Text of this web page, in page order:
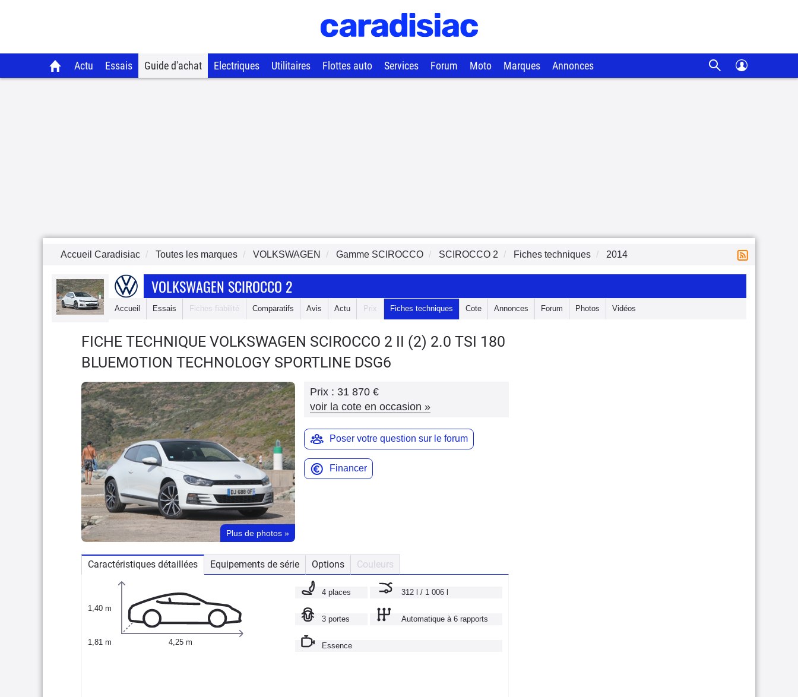
Actu Essais Guide d'achat Electriques Utilitaires Flottes auto Services Forum Moto Marques Annonces
Accueil Caradisiac Toutes les marques VOLKSWAGEN Gamme SCIROCCO SCIROCCO 2 Fiches techniques 2014
VOLKSWAGEN SCIROCCO 2
Accueil Essais Fiches fiabilité Comparatifs Avis Actu Prix Fiches techniques Cote Annonces Forum Photos Vidéos
FICHE TECHNIQUE VOLKSWAGEN SCIROCCO 2 II (2) 2.0 TSI 180
BLUEMOTION TECHNOLOGY SPORTLINE DSG6
Plus de photos »
Prix : 31 870 €
voir la cote en occasion »
Poser votre question sur le forum
Financer
Caractéristiques détaillées Equipements de série Options Couleurs
1,40 m
1,81 m 4,25 m
4 places 312 l / 1 006 l
3 portes Automatique à 6 rapports
Essence